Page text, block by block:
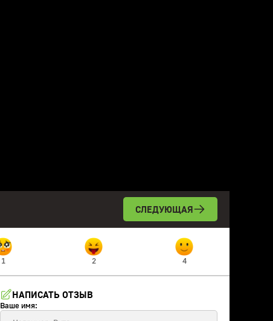
СЛЕДУЮЩАЯ
1 2 4
НАПИСАТЬ ОТЗЫВ
Ваше имя: